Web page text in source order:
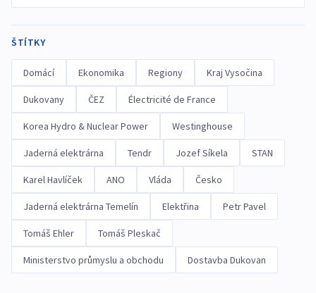
ŠTÍTKY
Domácí Ekonomika Regiony Kraj Vysočina
Dukovany ČEZ Électricité de France
Korea Hydro & Nuclear Power Westinghouse
Jaderná elektrárna Tendr Jozef Síkela STAN
Karel Havlíček ANO Vláda Česko
Jaderná elektrárna Temelín Elektřina Petr Pavel
Tomáš Ehler Tomáš Pleskač
Ministerstvo průmyslu a obchodu Dostavba Dukovan